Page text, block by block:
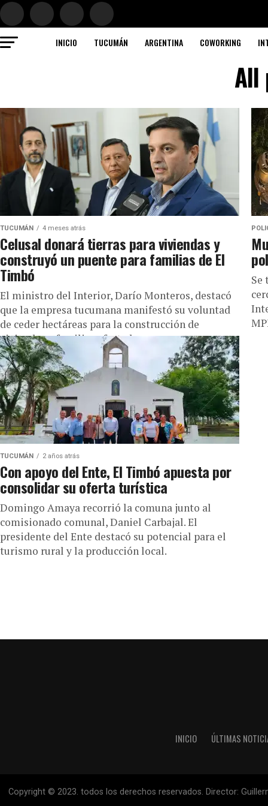
INICIO TUCUMÁN ARGENTINA COWORKING
All
TUCUMÁN 4 meses atrás
Celusal donará tierras para viviendas y
construyó un puente para familias de El
Timbó
El ministro del Interior, Darío Monteros, destacó
que la empresa tucumana manifestó su voluntad
de ceder hectáreas para la construcción de
viviendas a familias afectadas por...
Se
TUCUMÁN 2 años atrás
Con apoyo del Ente, El Timbó apuesta por
consolidar su oferta turística
Domingo Amaya recorrió la comuna junto al
comisionado comunal, Daniel Carbajal. El
presidente del Ente destacó su potencial para el
turismo rural y la producción local.
INICIO ÚLTIMAS
Copyright © 2023. todos los derechos reservados. Director: